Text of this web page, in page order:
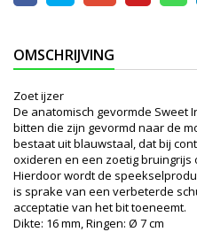
OMSCHRIJVING
Zoet ijzer
De anatomisch gevormde Sweet
bitten die zijn gevormd naar de
bestaat uit blauwstaal, dat bij
oxideren en een zoetig bruingrijs
Hierdoor wordt de
is sprake van een verbeterde
acceptatie van het bit toeneemt.
Dikte: 16 mm, Ringen: Ø 7 cm